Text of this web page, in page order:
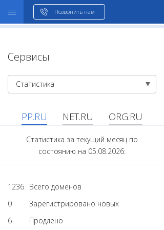
Позвонить нам
Сервисы
Статистика
PP.RU NET.RU ORG.RU
Статистика за текущий месяц по
состоянию на 05.08.2026:
1236 Всего доменов
0
Зарегистрировано новых
6
Продлено